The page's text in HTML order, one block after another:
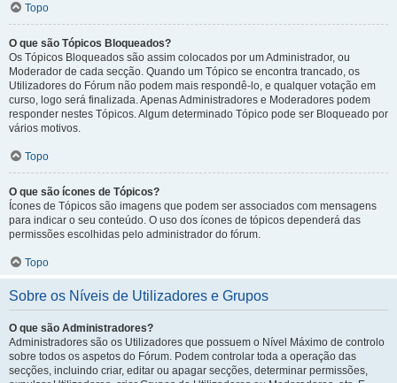
Topo
O que são Tópicos Bloqueados?
Os Tópicos Bloqueados são assim colocados por um Administrador, ou
Moderador de cada secção. Quando um Tópico se encontra trancado, os
Utilizadores do Fórum não podem mais respondê-lo, e qualquer votação em
curso, logo será finalizada. Apenas Administradores e Moderadores podem
responder nestes Tópicos. Algum determinado Tópico pode ser Bloqueado por
vários motivos.
Topo
O que são ícones de Tópicos?
Ícones de Tópicos são imagens que podem ser associados com mensagens
para indicar o seu conteúdo. O uso dos ícones de tópicos dependerá das
permissões escolhidas pelo administrador do fórum.
Topo
Sobre os Níveis de Utilizadores e Grupos
O que são Administradores?
Administradores são os Utilizadores que possuem o Nível Máximo de controlo
sobre todos os aspetos do Fórum. Podem controlar toda a operação das
secções, incluindo criar, editar ou apagar secções, determinar permissões,